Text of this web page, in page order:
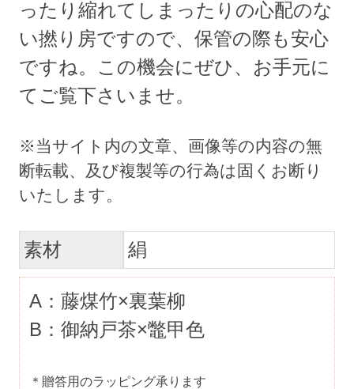
ったり縮れてしまったりの心配のな
い撚り房ですので、保管の際も安心
ですね。この機会にぜひ、お手元に
てご覧下さいませ。
素材 絹
A：藤煤竹×裏葉柳
B：御納戸茶×鼈甲色
＊贈答用のラッピング承ります